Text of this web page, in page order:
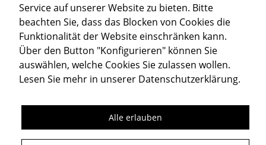
Datenschutz
Impressum
Member of
Folgen Sie uns
Service auf unserer Website zu bieten. Bitte
beachten Sie, dass das Blocken von Cookies die
Funktionalität der Website einschränken kann.
Über den Button "Konfigurieren" können Sie
auswählen, welche Cookies Sie zulassen wollen.
Lesen Sie mehr in unserer Datenschutzerklärung.
Alle erlauben